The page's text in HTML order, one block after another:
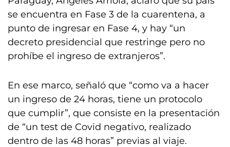
se encuentra en Fase 3 de la cuarentena, a
punto de ingresar en Fase 4, y hay “un
decreto presidencial que restringe pero no
prohíbe el ingreso de extranjeros”.
En ese marco, señaló que “como va a hacer
un ingreso de 24 horas, tiene un protocolo
que cumplir”, que consiste en la presentación
de “un test de Covid negativo, realizado
dentro de las 48 horas” previas al viaje.